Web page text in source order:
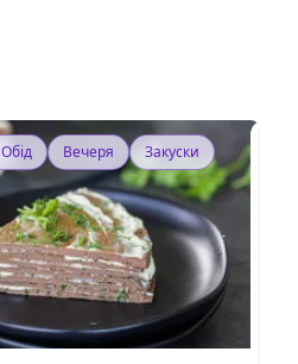
Обід Вечеря Закуски